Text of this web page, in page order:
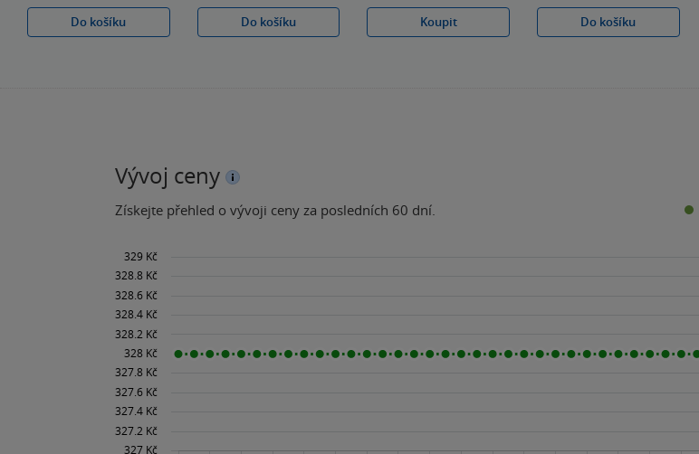
Do košíku
Do košíku
Koupit
Do košíku
Vývoj ceny
Získejte přehled o vývoji ceny za posledních 60 dní.